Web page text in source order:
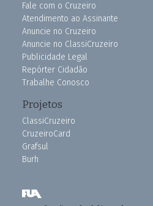
Fale com o Cruzeiro
Atendimento ao Assinante
Anuncie no Cruzeiro
Anuncie no ClassiCruzeiro
Publicidade Legal
Repórter Cidadão
Trabalhe Conosco
Projetos
ClassiCruzeiro
CruzeiroCard
Grafsul
Burh